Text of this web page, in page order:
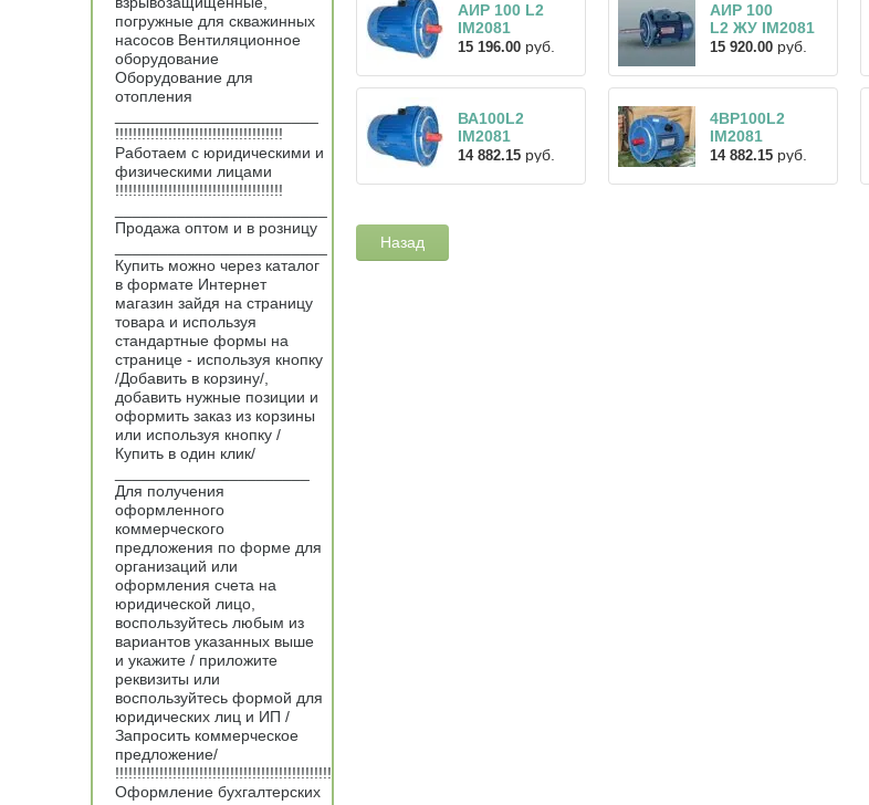
АИР 100 L2
IM2081
15 196.00 руб.
АИР 100
L2 ЖУ IM2081
15 920.00 руб.
ВА100L2
IM2081
14 882.15 руб.
4ВР100L2
IM2081
14 882.15 руб.
Назад
погружные для скважинных
насосов Вентиляционное
оборудование
Оборудование для
отопления
!!!!!!!!!!!!!!!!!!!!!!!!!!!!!!!!!!!!!!
Работаем с юридическими и
физическими лицами
!!!!!!!!!!!!!!!!!!!!!!!!!!!!!!!!!!!!!!
Продажа оптом и в розницу
Купить можно через каталог
в формате Интернет
магазин зайдя на страницу
товара и используя
стандартные формы на
странице - используя кнопку
/Добавить в корзину/,
добавить нужные позиции и
оформить заказ из корзины
или используя кнопку /
Купить в один клик/
Для получения
оформленного
коммерческого
предложения по форме для
организаций или
оформления счета на
юридической лицо,
воспользуйтесь любым из
вариантов указанных выше
и укажите / приложите
реквизиты или
воспользуйтесь формой для
юридических лиц и ИП /
Запросить коммерческое
предложение/
!!!!!!!!!!!!!!!!!!!!!!!!!!!!!!!!!!!!!!!!!!!!!!!!!
Оформление бухгалтерских